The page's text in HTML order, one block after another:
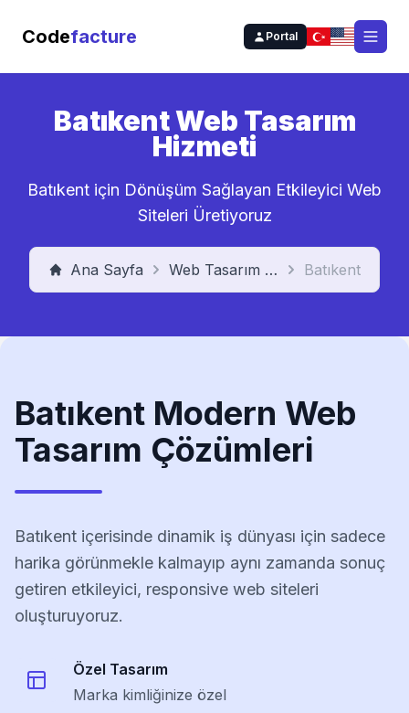
Codefacture Portal
Batıkent Web Tasarım
Hizmeti
Batıkent için Dönüşüm Sağlayan Etkileyici Web
Siteleri Üretiyoruz
Ana Sayfa Web Tasarım Hizmeti Batıkent
Batıkent Modern Web
Tasarım Çözümleri
Batıkent içerisinde dinamik iş dünyası için sadece
harika görünmekle kalmayıp aynı zamanda sonuç
getiren etkileyici, responsive web siteleri
oluşturuyoruz.
Özel Tasarım
Marka kimliğinize özel